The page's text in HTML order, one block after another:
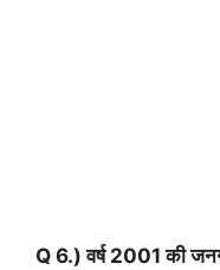
Q 6.) वर्ष 2001 की